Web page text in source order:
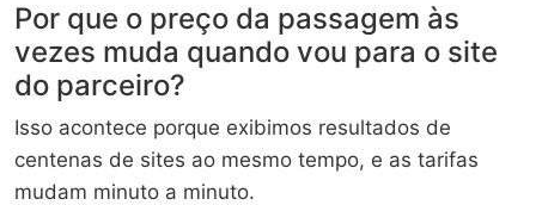
Por que o preço da passagem às
vezes muda quando vou para o site
do parceiro?
Isso acontece porque exibimos resultados de
centenas de sites ao mesmo tempo, e as tarifas
mudam minuto a minuto.